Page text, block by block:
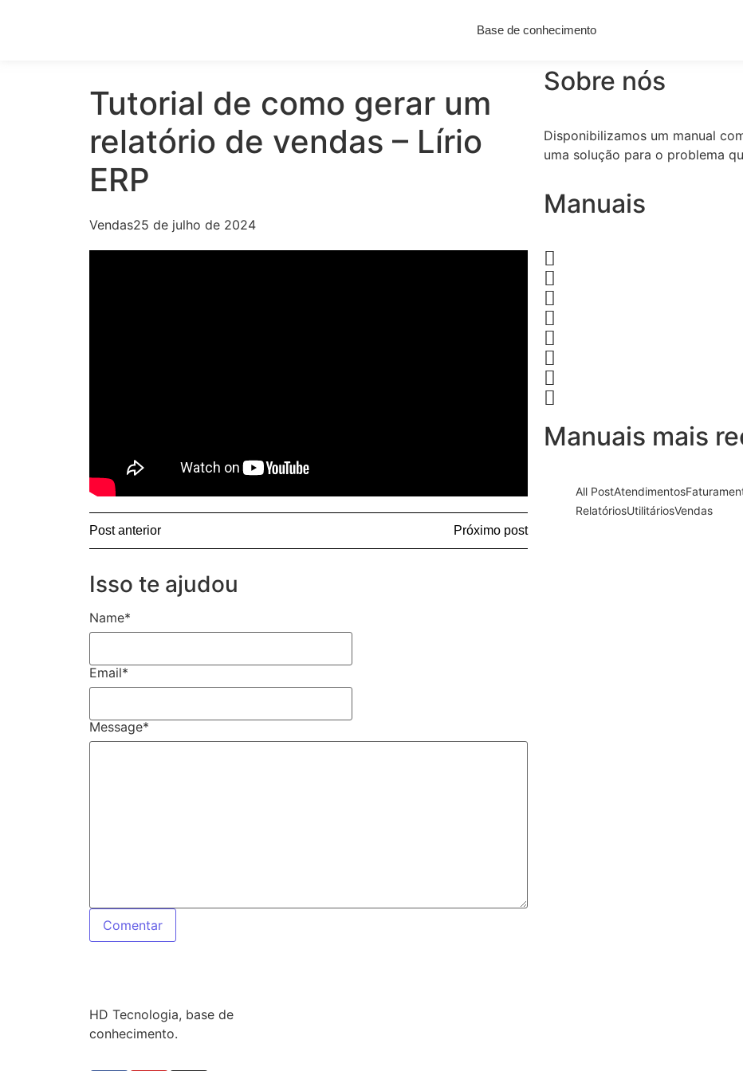
Base de conhecimento
Tutorial de como gerar um
relatório de vendas – Lírio
ERP
Vendas25 de julho de 2024
Post anterior Próximo post
Isso te ajudou
Message*
Name*
Email*
Sobre nós
Disponibilizamos um manual
uma solução para o problema
Manuais
Manuais mais
All PostAtendimentos
RelatóriosUtilitáriosVendas
HD Tecnologia, base de
conhecimento.